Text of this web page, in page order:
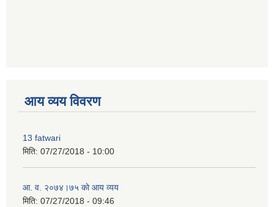
आय व्यय विवरण
13 fatwari
मिति: 07/27/2018 - 10:00
आ‍. व. २०७४।७५ काे आय व्यय
मिति: 07/27/2018 - 09:46